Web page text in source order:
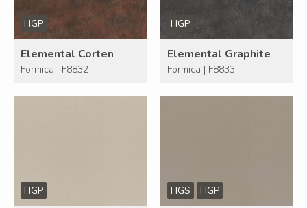
HGP
Elemental Corten
Formica | F8832
HGP
Elemental Graphite
Formica | F8833
HGP HGS HGP